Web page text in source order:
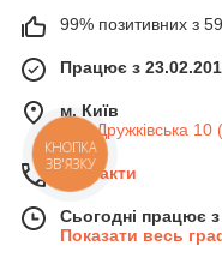
99% позитивних з
Працює з
м. Київ
вул. Дружківська
Контакти
Сьогодні працює
Показати весь
КНОПКА
ЗВ'ЯЗКУ